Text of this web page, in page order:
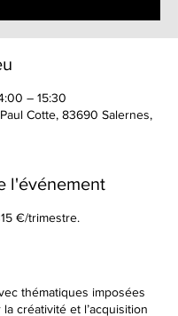
– 15:30
Cotte, 83690 Salernes,
l'événement
€/trimestre.
thématiques imposées
créativité et l’acquisition